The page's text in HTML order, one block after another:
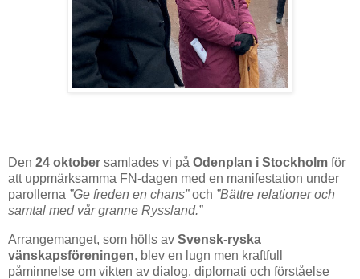
Den 24 oktober samlades vi på Odenplan i Stockholm för
att uppmärksamma FN-dagen med en manifestation under
parollerna ”Ge freden en chans”och ”Bättre relationer och
samtal med vår granne Ryssland.”
Arrangemanget, som hölls av Svensk-ryska
vänskapsföreningen, blev en lugn men kraftfull
påminnelse om vikten av dialog, diplomati och förståelse